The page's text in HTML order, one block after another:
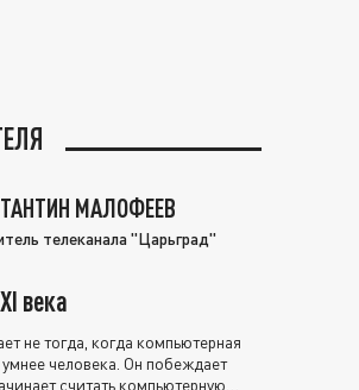
МАЛОФЕЕВ
телеканала "Царьград"
века
не тогда, когда компьютерная
человека. Он побеждает
считать компьютерную